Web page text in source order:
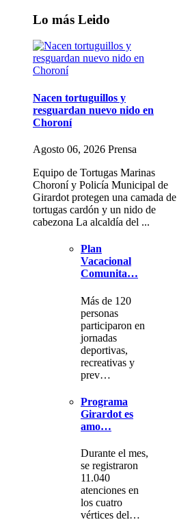
Lo más Leido
Nacen tortuguillos y
resguardan nuevo nido en
Choroní
Agosto 06, 2026 Prensa
Equipo de Tortugas Marinas
Choroní y Policía Municipal de
Girardot protegen una camada de
tortugas cardón y un nido de
cabezona La alcaldía del ...
Plan
Vacacional
Comunita…
Más de 120
personas
participaron en
jornadas
deportivas,
recreativas y
prev…
Programa
Girardot es
amo…
Durante el mes,
se registraron
11.040
atenciones en
los cuatro
vértices del…